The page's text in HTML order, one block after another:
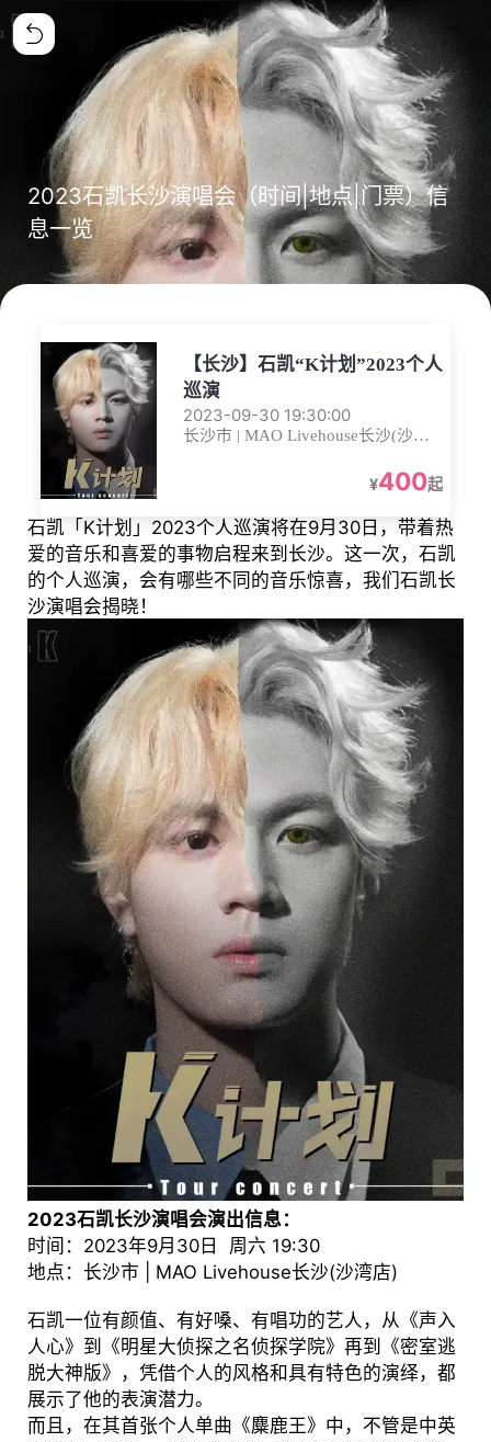
2023石凯长沙演唱会（时间|地点|门票）信
息一览
【长沙】石凯“K计划”2023个人
巡演
2023-09-30 19:30:00
长沙市 | MAO Livehouse长沙(沙湾
¥400起
石凯「K计划」2023个人巡演将在9月30日，带着热
爱的音乐和喜爱的事物启程来到长沙。这一次，石凯
的个人巡演，会有哪些不同的音乐惊喜，我们石凯长
沙演唱会揭晓！
2023石凯长沙演唱会演出信息：
时间：2023年9月30日 周六 19:30
地点：长沙市 | MAO Livehouse长沙(沙湾店)
石凯一位有颜值、有好嗓、有唱功的艺人，从《声入
人心》到《明星大侦探之名侦探学院》再到《密室逃
脱大神版》，凭借个人的风格和具有特色的演绎，都
展示了他的表演潜力。
而且，在其首张个人单曲《麋鹿王》中，不管是中英